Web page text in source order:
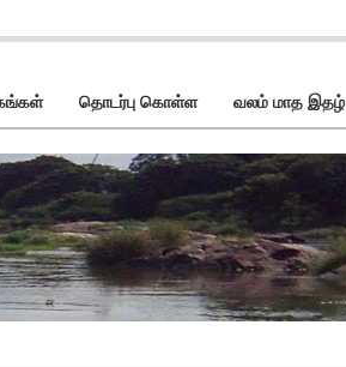
தொடர்பு கொள்ள வலம் மாத இதழ்